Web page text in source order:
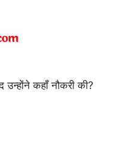
उन्होंने कहाँ नौकरी की?